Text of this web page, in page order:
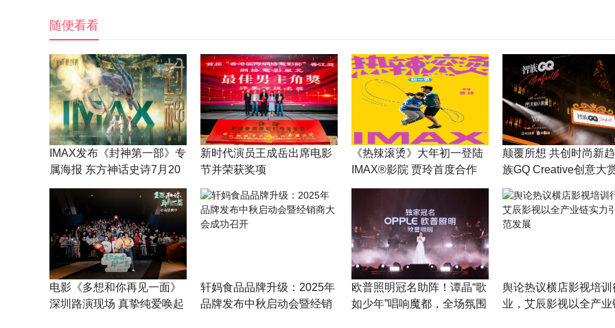
随便看看
IMAX发布《封神第一部》专
属海报 东方神话史诗7月20
日恢弘登临IMAX
新时代演员王成岳出席电影
节并荣获奖项
《热辣滚烫》大年初一登陆
IMAX®影院 贾玲首度合作
IMAX呈现“滚烫”人生
颠覆所想 共创时尚新
族GQ Creative创意大
举办
电影《多想和你再见一面》
深圳路演现场 真挚纯爱唤起
轩妈食品品牌升级：2025年
品牌发布中秋启动会暨经销
欧普照明冠名助阵！谭晶“歌
如少年”唱响魔都，全场氛围
舆论热议横店影视培训
业，艾辰影视以全产业